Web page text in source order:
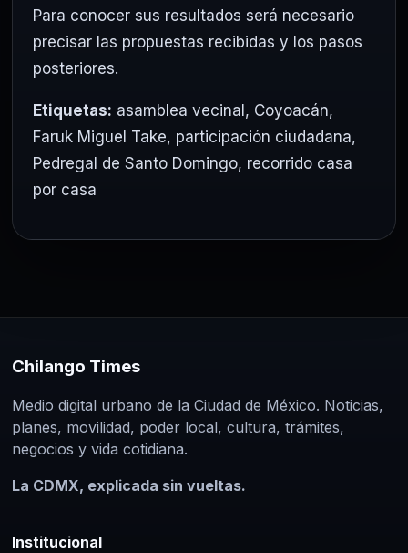
Para conocer sus resultados será necesario
precisar las propuestas recibidas y los pasos
posteriores.
Etiquetas: asamblea vecinal , Coyoacán,
Faruk Miguel Take, participación ciudadana,
Pedregal de Santo Domingo, recorrido casa
por casa
Chilango Times
Medio digital urbano de la Ciudad de México. Noticias,
planes, movilidad, poder local, cultura, trámites,
negocios y vida cotidiana.
La CDMX, explicada sin vueltas.
Institucional